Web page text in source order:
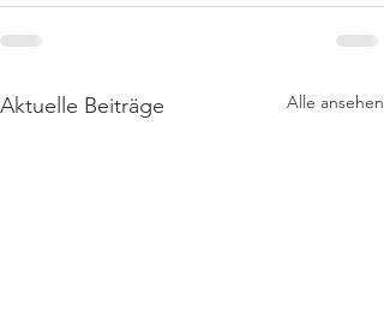
Aktuelle Beiträge Alle ansehen